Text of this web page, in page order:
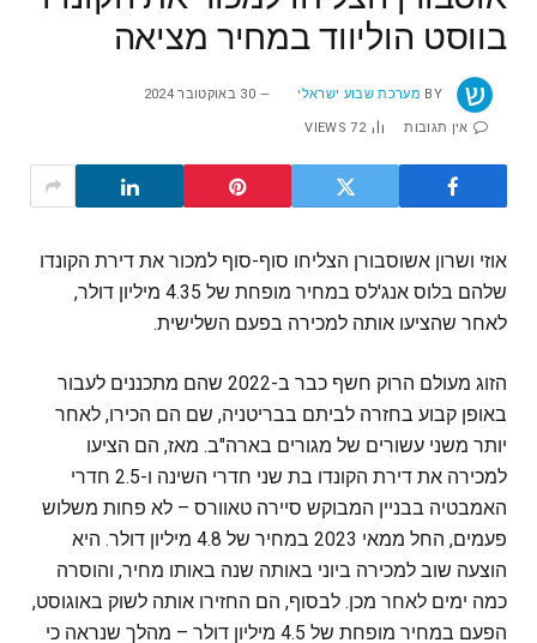
בווסט הוליווד במחיר מציאה
BY מערכת שבוע ישראלי 30 באוקטובר 2024
אין תגובות 72
VIEWS
אוזי ושרון אשוסבורן הצליחו סוף-סוף למכור את דירת הקונדו
שלהם בלוס אנג'לס במחיר מופחת של 4.35 מיליון דולר,
לאחר שהציעו אותה למכירה בפעם השלישית.
הזוג מעולם הרוק חשף כבר ב-2022 שהם מתכננים לעבור
באופן קבוע בחזרה לביתם בבריטניה, שם הם הכירו, לאחר
יותר משני עשורים של מגורים בארה"ב. מאז, הם הציעו
למכירה את דירת הקונדו בת שני חדרי השינה ו-2.5 חדרי
האמבטיה בבניין המבוקש סיירה טאוורס – לא פחות משלוש
פעמים, החל ממאי 2023 במחיר של 4.8 מיליון דולר. היא
הוצעה שוב למכירה ביוני באותה שנה באותו מחיר, והוסרה
כמה ימים לאחר מכן. לבסוף, הם החזירו אותה לשוק באוגוסט,
הפעם במחיר מופחת של 4.5 מיליון דולר – מהלך שנראה כי